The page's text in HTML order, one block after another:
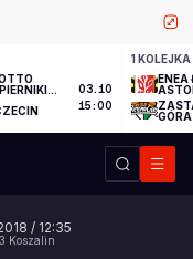
03.10
15:00
1 KOLEJKA
ENEA
GÓRA
/ 12:35
Koszalin